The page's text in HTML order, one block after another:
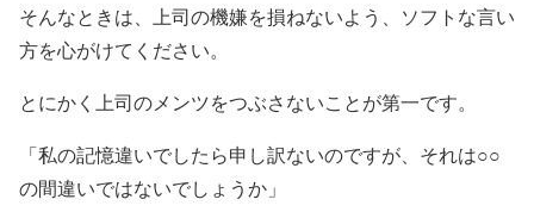
そんなときは、上司の機嫌を損ねないよう、ソフトな言い
方を心がけてください。
とにかく上司のメンツをつぶさないことが第一です。
「私の記憶違いでしたら申し訳ないのですが、それは○○
の間違いではないでしょうか」